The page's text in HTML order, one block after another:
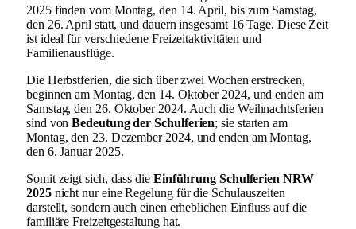
2025 finden vom Montag, den 14. April, bis zum Samstag,
den 26. April statt, und dauern insgesamt 16 Tage. Diese Zeit
ist ideal für verschiedene Freizeitaktivitäten und
Familienausflüge.
Die Herbstferien, die sich über zwei Wochen erstrecken,
beginnen am Montag, den 14. Oktober 2024, und enden am
Samstag, den 26. Oktober 2024. Auch die Weihnachtsferien
sind vonBedeutung der Schulferien; sie starten am
Montag, den 23. Dezember 2024, und enden am Montag,
den 6. Januar 2025.
Somit zeigt sich, dass die Einführung Schulferien NRW
2025nicht nur eine Regelung für die Schulauszeiten
darstellt, sondern auch einen erheblichen Einfluss auf die
familiäre Freizeitgestaltung hat.